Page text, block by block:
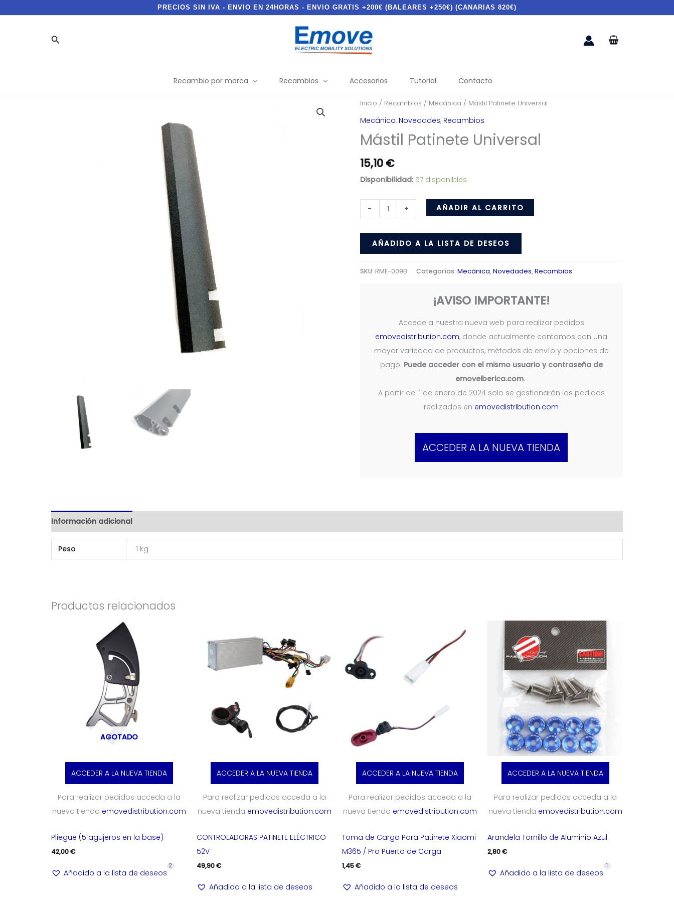
PRECIOS SIN IVA - ENVIO EN 24HORAS - ENVIO GRATIS +200€ (BALEARES +250€) (CANARIAS 820€)
Buscar
Recambio por marca Recambios Accesorios Tutorial Contacto
Inicio / Recambios / Mecánica / Mástil Patinete Universal
Mecánica, Novedades, Recambios
Mástil Patinete Universal
15,10 €
Disponibilidad: 57 disponibles
-
Patinete
Universal
cantidad
+ AÑADIR AL CARRITO
AÑADIDO A LA LISTA DE DESEOS
SKU: RME-009B Categorías: Mecánica,Novedades,Recambios
¡AVISO IMPORTANTE!
Accede a nuestra nueva web para realizar pedidos
emovedistribution.com, donde actualmente contamos con una
mayor variedad de productos, métodos de envío y opciones de
pago. Puede acceder con el mismo usuario y contraseña de
emoveiberica.com.
A partir del 1 de enero de 2024 solo se gestionarán los pedidos
realizados en emovedistribution.com
ACCEDER A LA NUEVA TIENDA
Información adicional
Peso 1 kg
Productos relacionados
AGOTADO
ACCEDER A LA NUEVA TIENDA
Para realizar pedidos acceda a la
nueva tienda emovedistribution.com
Pliegue (5 agujeros en la base)
42,00€
Añadido a la lista de deseos
2
ACCEDER A LA NUEVA TIENDA
Para realizar pedidos acceda a la
nueva tienda emovedistribution.com
CONTROLADORAS PATINETE ELÉCTRICO
52V
49,90€
Añadido a la lista de deseos
ACCEDER A LA NUEVA TIENDA
Para realizar pedidos acceda a la
nueva tienda emovedistribution.com
Toma de Carga Para Patinete Xiaomi
M365 / Pro Puerto de Carga
1,45€
Añadido a la lista de deseos
ACCEDER A LA NUEVA TIENDA
Para realizar pedidos acceda a la
nueva tienda emovedistribution.com
Arandela Tornillo de Aluminio Azul
2,80€
Añadido a la lista de deseos
1